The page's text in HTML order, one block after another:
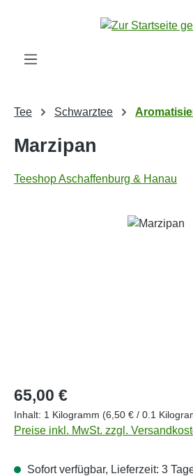
Zum Hauptinhalt springen
Tee Schwarztee
Marzipan
Teeshop Aschaffenburg & Hanau
Bildergalerie überspringen
Regulärer Preis:
65,00 €
Inhalt: 1 Kilogramm (6,50 € / 0.1
Preise inkl. MwSt. zzgl.
Sofort verfügbar, Lieferzeit: 3